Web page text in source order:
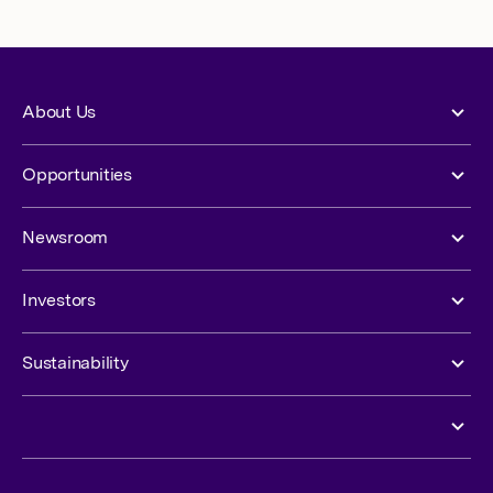
About Us
Opportunities
Newsroom
Investors
Sustainability